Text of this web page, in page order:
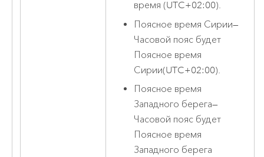
время (UTC+02:00).
Поясное время Сирии—
Часовой пояс будет
Поясное время
Сирии(UTC+02:00).
Поясное время
Западного берега—
Часовой пояс будет
Поясное время
Западного берега